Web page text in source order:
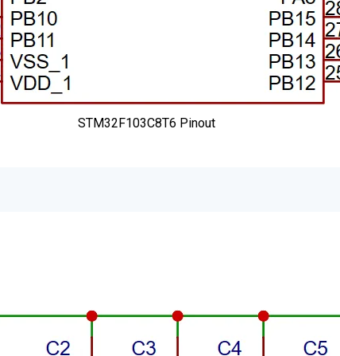
STM32F103C8T6 Pinout